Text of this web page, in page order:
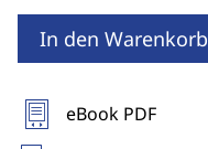
In den Warenkorb
eBook PDF